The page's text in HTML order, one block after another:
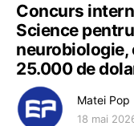
Concurs
Science
neurobiologie,
25.000 de
Matei Pop
18 mai